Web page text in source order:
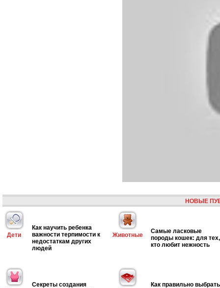
НОВЫЕ
Дети
Как научить ребенка
важности терпимости к
недостаткам других
людей
Животные
Самые ласковые
породы кошек: для тех,
кто любит нежность
Секреты создания
Как правильно выбрать